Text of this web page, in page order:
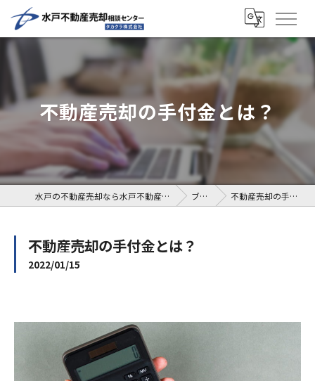
不動産売却の手付金とは？
水戸の不動産売却なら水戸不動産売却相談センター ブログ 不動産売却の手付金とは？
不動産売却の手付金とは？
2022/01/15